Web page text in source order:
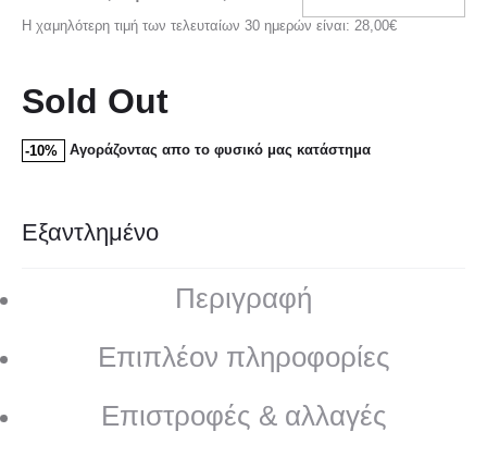
Η χαμηλότερη τιμή των τελευταίων 30 ημερών είναι: 28,00€
Sold Out
-10% Αγοράζοντας απο το φυσικό μας κατάστημα
Εξαντλημένο
Περιγραφή
Επιπλέον πληροφορίες
Επιστροφές & αλλαγές